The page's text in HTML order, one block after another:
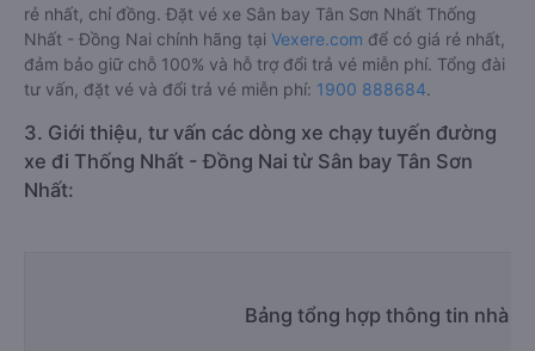
rẻ nhất, chỉ đồng. Đặt vé xe Sân bay Tân Sơn Nhất Thống
Nhất - Đồng Nai chính hãng tại Vexere.com để có giá rẻ nhất,
đảm bảo giữ chỗ 100% và hỗ trợ đổi trả vé miễn phí. Tổng đài
tư vấn, đặt vé và đổi trả vé miễn phí: 1900 888684.
3. Giới thiệu, tư vấn các dòng xe chạy tuyến đường
xe đi Thống Nhất - Đồng Nai từ Sân bay Tân Sơn
Nhất:
Bảng tổng hợp thông tin nhà